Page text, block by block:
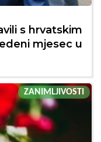
s hrvatskim
mjesec u
ZANIMLJIVOSTI